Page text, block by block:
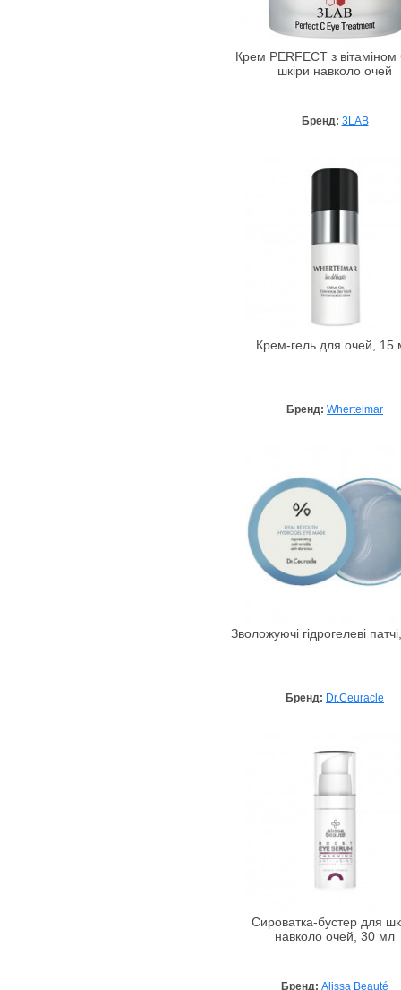
Крем PERFECT з
шкіри навколо очей
Бренд: 3LAB
Крем-гель для очей, 15
Бренд: Wherteimar
Зволожуючі гідрогелеві
Бренд: Dr.Ceuracle
Сироватка-бустер для
навколо очей, 30 мл
Бренд: Alissa Beauté